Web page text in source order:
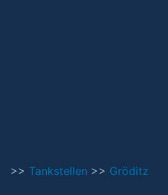
>> Tankstellen >> Gröditz